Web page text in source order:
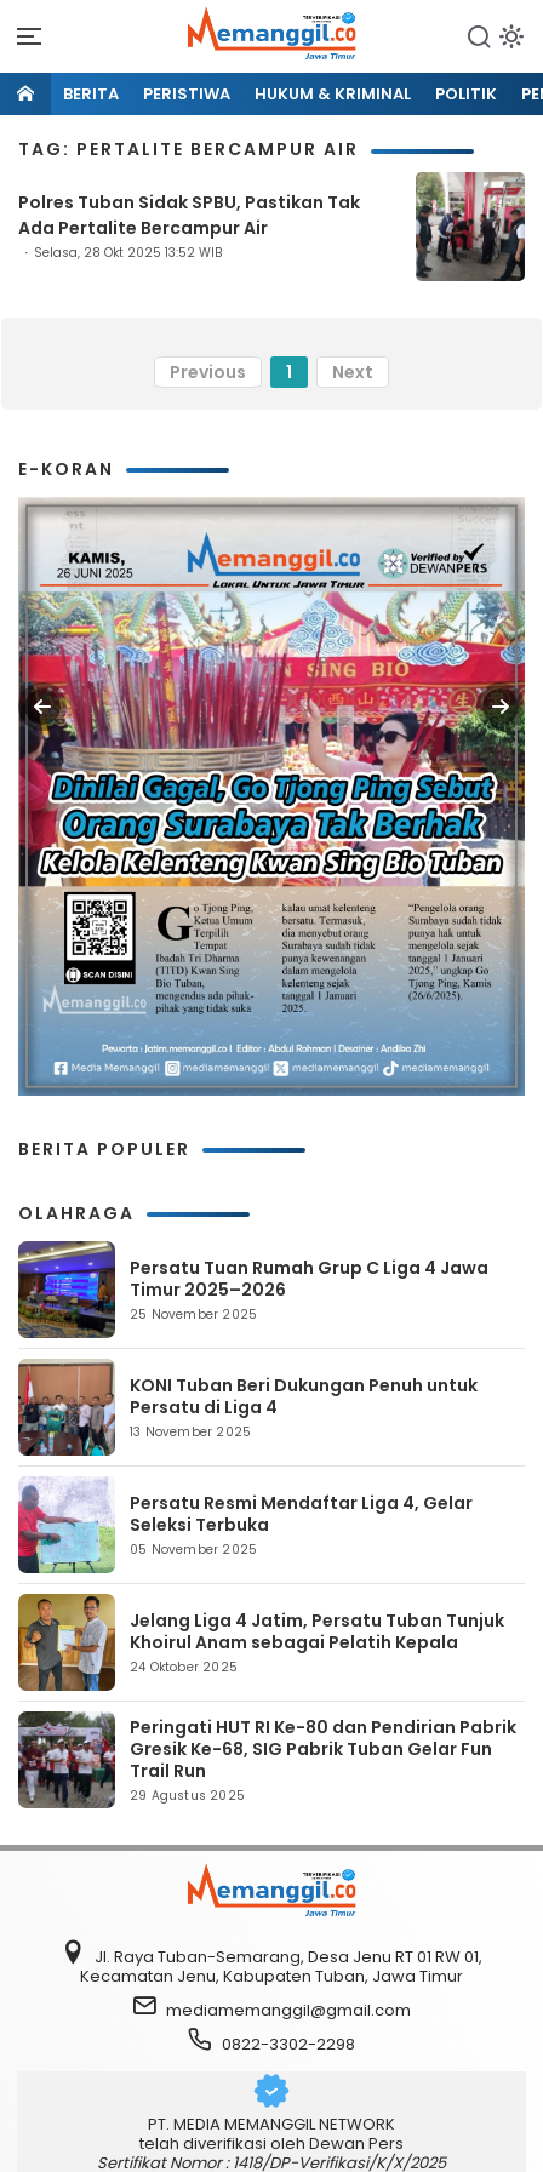
BERITA PERISTIWA HUKUM & KRIMINAL POLITIK
TAG: PERTALITE BERCAMPUR AIR
Polres Tuban Sidak SPBU, Pastikan Tak
Ada Pertalite Bercampur Air
Selasa, 28 Okt 2025 13:52 WIB
Previous 1 Next
E-KORAN
BERITA POPULER
OLAHRAGA
Persatu Tuan Rumah Grup C Liga 4 Jawa
Timur 2025–2026
25 November 2025
KONI Tuban Beri Dukungan Penuh untuk
Persatu di Liga 4
13 November 2025
Persatu Resmi Mendaftar Liga 4, Gelar
Seleksi Terbuka
05 November 2025
Jelang Liga 4 Jatim, Persatu Tuban Tunjuk
Khoirul Anam sebagai Pelatih Kepala
24 Oktober 2025
Peringati HUT RI Ke-80 dan Pendirian Pabrik
Gresik Ke-68, SIG Pabrik Tuban Gelar Fun
Trail Run
29 Agustus 2025
Jl. Raya Tuban-Semarang, Desa Jenu RT 01 RW 01,
Kecamatan Jenu, Kabupaten Tuban, Jawa Timur
mediamemanggil@gmail.com
0822-3302-2298
PT. MEDIA MEMANGGIL NETWORK
telah diverifikasi oleh Dewan Pers
Sertifikat Nomor : 1418/DP-Verifikasi/K/X/2025